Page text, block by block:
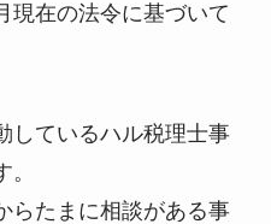
在の法令に基づいて
しているハル税理士事
らたまに相談がある事